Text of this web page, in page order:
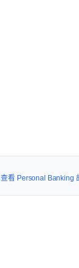
查看 Personal Banking